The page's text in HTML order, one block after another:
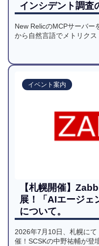
インシデント調査
New RelicのMCPサーバー
から自然言語でメトリク
の効率化が実現できます
イベント案内
【札幌開催】
展！「AIエージェ
について。
2026年7月10日、札幌に
催！SCSKの中野祐輔が登